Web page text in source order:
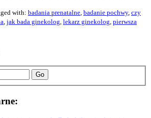
with: badania prenatalne, badanie pochwy, czy
, jak bada ginekolog, lekarz ginekolog, pierwsza
Go